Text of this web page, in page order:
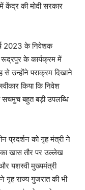
केंद्र की मोदी सरकार
2023 के निवेशक
के कार्यक्रम में
से उन्होंने पराक्रम दिखाने
किया कि निवेश
सचमुच बहुत बड़ी उपलब्धि
प्रदर्शन को गृह मंत्री ने
का खास तौर पर उल्लेख
यशस्वी मुख्यमंत्री
गृह राज्य गुजरात की भी